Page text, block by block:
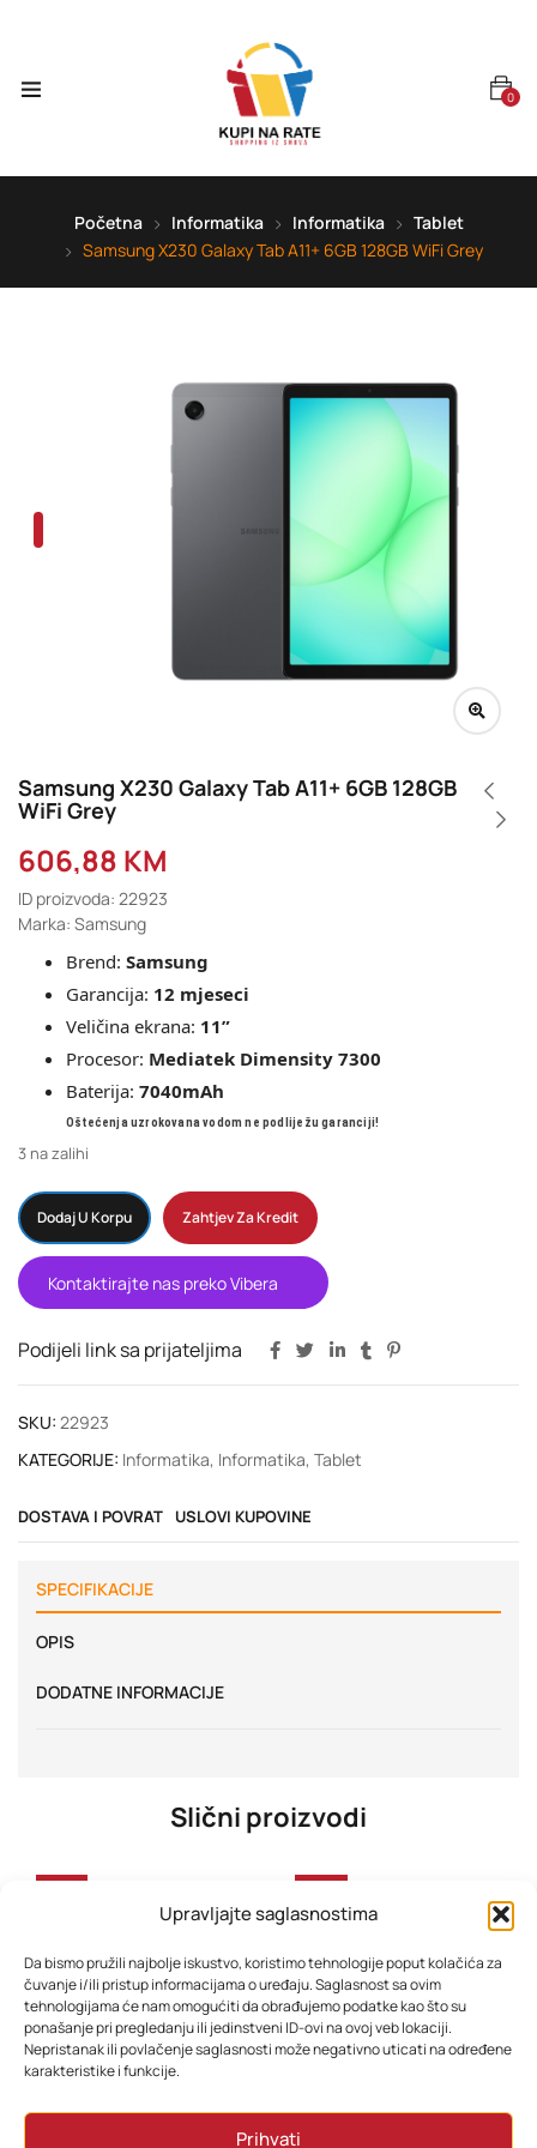
Upravljajte saglasnostima
Da bismo pružili najbolje iskustvo, koristimo tehnologije poput kolačića za
čuvanje i/ili pristup informacijama o uređaju. Saglasnost sa ovim
tehnologijama će nam omogućiti da obrađujemo podatke kao što su
ponašanje pri pregledanju ili jedinstveni ID-ovi na ovoj veb lokaciji.
Nepristanak ili povlačenje saglasnosti može negativno uticati na određene
karakteristike i funkcije.
Prihvati
0
Početna Informatika Informatika
Tablet
Samsung X230 Galaxy Tab A11+ 6GB 128GB WiFi Grey
Samsung X230 Galaxy Tab A11+ 6GB 128GB
WiFi Grey
606,88 KM
ID proizvoda: 22923
Marka: Samsung
Brend: Samsung
Garancija: 12 mjeseci
Veličina ekrana: 11”
Procesor: Mediatek Dimensity 7300
Baterija: 7040mAh
Oštećenja uzrokovana vodom ne podliježu garanciji!
3 na zalihi
Dodaj U Korpu Zahtjev Za Kredit
Kontaktirajte nas preko Vibera
Podijeli link sa prijateljima
SKU: 22923
KATEGORIJE: Informatika, Informatika, Tablet
DOSTAVA I POVRAT USLOVI KUPOVINE
SPECIFIKACIJE
OPIS
DODATNE INFORMACIJE
Slični proizvodi
-32% -36%